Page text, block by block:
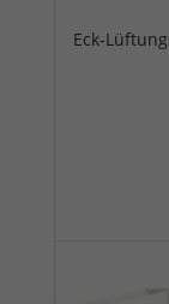
Eck-